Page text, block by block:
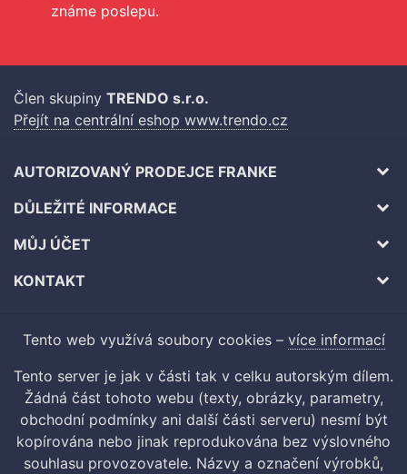
známe poslepu.
Člen skupiny TRENDO s.r.o.
Přejít na centrální eshop www.trendo.cz
AUTORIZOVANÝ PRODEJCE FRANKE
DŮLEŽITÉ INFORMACE
MŮJ ÚČET
KONTAKT
Tento web využívá soubory cookies – více informací
Tento server je jak v části tak v celku autorským dílem.
Žádná část tohoto webu (texty, obrázky, parametry,
obchodní podmínky ani další části serveru) nesmí být
kopírována nebo jinak reprodukována bez výslovného
souhlasu provozovatele. Názvy a označení výrobků,